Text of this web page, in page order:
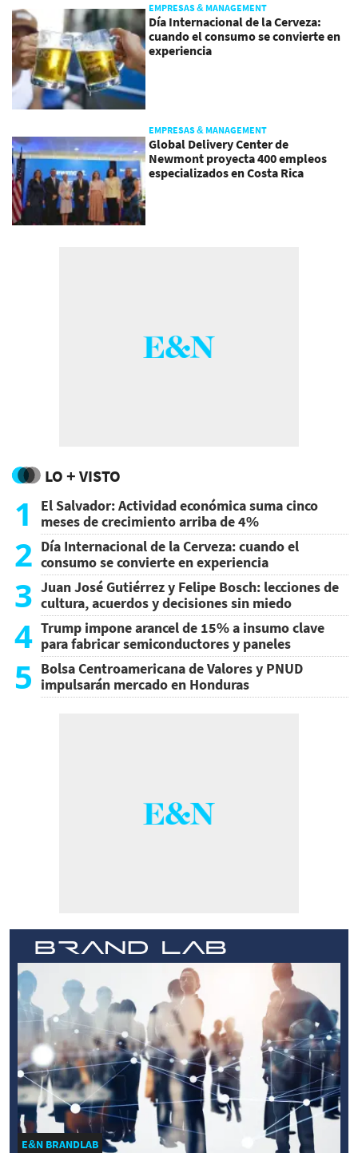
EMPRESAS & MANAGEMENT
Día Internacional de la Cerveza:
cuando el consumo se convierte en
experiencia
EMPRESAS & MANAGEMENT
Global Delivery Center de
Newmont proyecta 400 empleos
especializados en Costa Rica
LO + VISTO
1
El Salvador: Actividad económica suma cinco
meses de crecimiento arriba de 4%
2 Día Internacional de la Cerveza: cuando el
consumo se convierte en experiencia
3 Juan José Gutiérrez y Felipe Bosch: lecciones de
cultura, acuerdos y decisiones sin miedo
4 Trump impone arancel de 15% a insumo clave
para fabricar semiconductores y paneles
5 Bolsa Centroamericana de Valores y PNUD
impulsarán mercado en Honduras
E&N BRANDLAB